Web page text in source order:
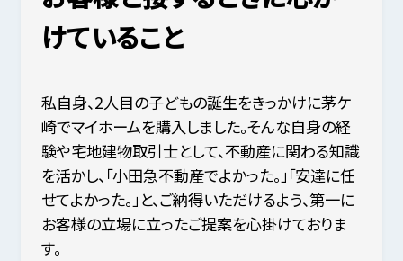
けていること
私自身、2人目の子どもの誕生をきっかけに茅ケ
崎でマイホームを購入しました。そんな自身の経
験や宅地建物取引士として、不動産に関わる知識
を活かし、「小田急不動産でよかった。」「安達に任
せてよかった。」と、ご納得いただけるよう、第一に
お客様の立場に立ったご提案を心掛けておりま
す。